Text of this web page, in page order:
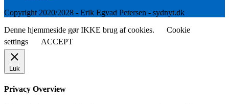
Copyright 2020/2028 - Erik Egvad Petersen - sydnyt.dk
Denne hjemmeside gør IKKE brug af cookies.
Cookie
settings
ACCEPT
Luk
Privacy Overview